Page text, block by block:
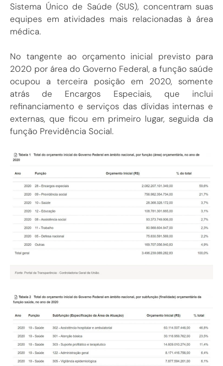
Sistema Único de Saúde (SUS), concentram suas
equipes em atividades mais relacionadas à área
médica.
No tangente ao orçamento inicial previsto para
2020 por área do Governo Federal, a função saúde
ocupou a terceira posição em 2020, somente
atrás de Encargos Especiais, que inclui
refinanciamento e serviços das dívidas internas e
externas, que ficou em primeiro lugar, seguida da
função Previdência Social.